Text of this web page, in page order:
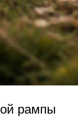
рампы